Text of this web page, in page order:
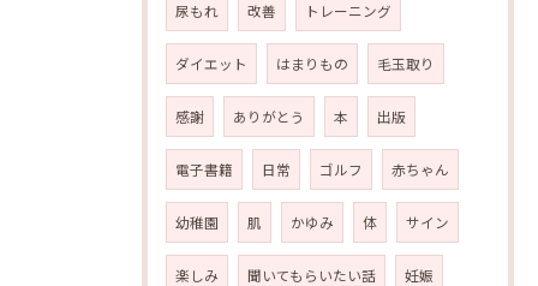
尿もれ 改善 トレーニング
ダイエット はまりもの 毛玉取り
感謝 ありがとう 本 出版
電子書籍 日常 ゴルフ 赤ちゃん
幼稚園 肌 かゆみ 体 サイン
楽しみ 聞いてもらいたい話 妊娠